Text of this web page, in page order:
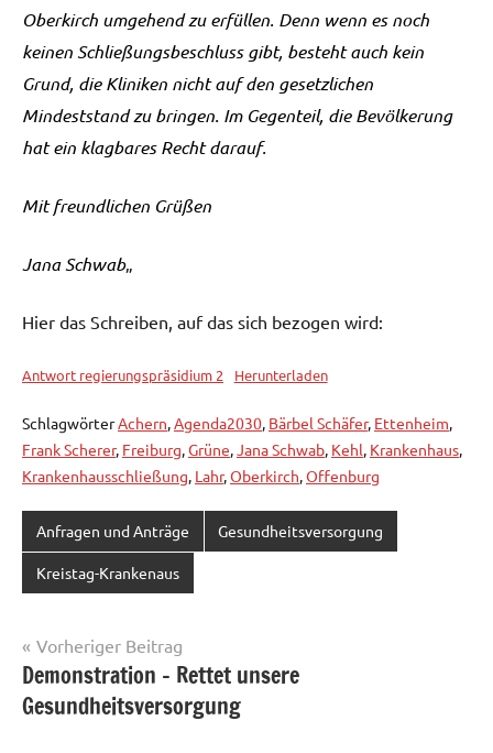
Oberkirch umgehend zu erfüllen. Denn wenn es noch
keinen Schließungsbeschluss gibt, besteht auch kein
Grund, die Kliniken nicht auf den gesetzlichen
Mindeststand zu bringen. Im Gegenteil, die Bevölkerung
hat ein klagbares Recht darauf.
Mit freundlichen Grüßen
Jana Schwab„
Hier das Schreiben, auf das sich bezogen wird:
Antwort regierungspräsidium 2 Herunterladen
SchlagwörterAchern,Agenda2030, Bärbel Schäfer, Ettenheim,
Frank Scherer, Freiburg,Grüne,Jana Schwab, Kehl, Krankenhaus,
Krankenhausschließung, Lahr,Oberkirch,Offenburg
Anfragen und Anträge Gesundheitsversorgung
Kreistag-Krankenaus
Beitragsnavigation
Vorheriger Beitrag
Demonstration – Rettet unsere
Gesundheitsversorgung